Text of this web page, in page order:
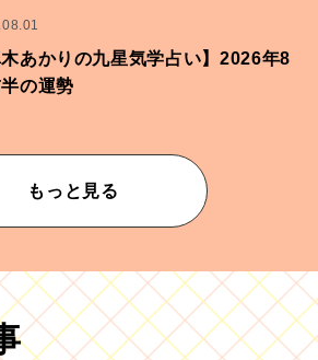
木あかりの九星気学占い】2026年8
の運勢
もっと見る